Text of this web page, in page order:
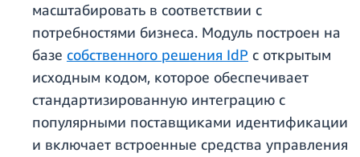
масштабировать в соответствии с
потребностями бизнеса. Модуль построен на
базе собственного решения IdP с открытым
исходным кодом, которое обеспечивает
стандартизированную интеграцию с
популярными поставщиками идентификации
и включает встроенные средства управления